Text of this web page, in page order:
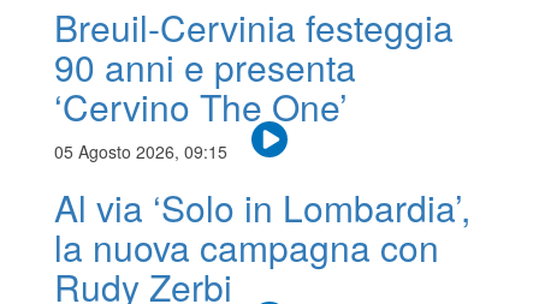
Breuil-Cervinia festeggia
90 anni e presenta
‘Cervino The One’
05 Agosto 2026, 09:15
Al via ‘Solo in Lombardia’,
la nuova campagna con
Rudy Zerbi